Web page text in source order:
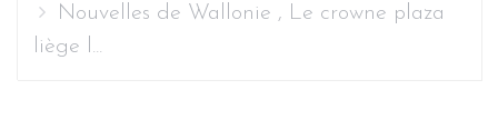
Nouvelles de Wallonie , Le crowne plaza
liège l...